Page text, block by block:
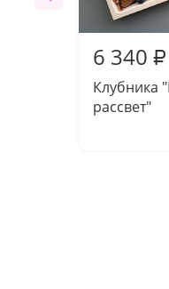
6 340 ₽
Клубника
рассвет"